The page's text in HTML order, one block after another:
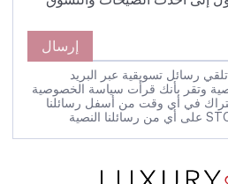
إرسال
رسائل تسويقية عبر البريد
وتقر بأنك قرأت سياسة الخصوصية
في أي وقت من أسفل رسائلنا